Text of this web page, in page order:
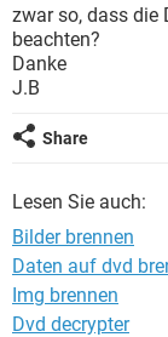
WHATSAPP
FACEBOOK
WINDOWS 10
WHATSAPP
FACEBOOK
zwar so, dass die
beachten?
Danke
J.B
Share
Lesen Sie auch:
Bilder brennen
Daten auf dvd
Img brennen
Dvd decrypter